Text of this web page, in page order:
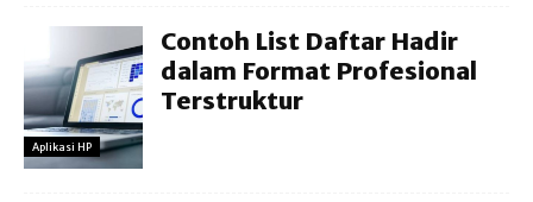
Aplikasi HP
Contoh List Daftar Hadir
dalam Format Profesional
Terstruktur